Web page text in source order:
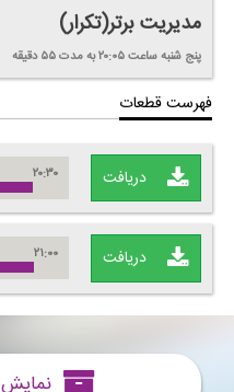
مدیریت برتر(تكرار)
پنج شنبهساعت ۲۰:۰۵ به مدت ۵۵ دقیقه
فهرست قطعات
دریافت ۲۰:۳۰
دریافت ۲۱:۰۰